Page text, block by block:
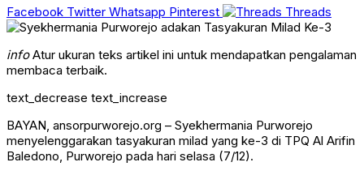
Facebook Twitter Whatsapp Pinterest Threads
infoAtur ukuran teks artikel ini untuk mendapatkan pengalaman
membaca terbaik.
text_decrease text_increase
BAYAN, ansorpurworejo.org – Syekhermania Purworejo
menyelenggarakan tasyakuran milad yang ke-3 di TPQ Al Arifin
Baledono, Purworejo pada hari selasa (7/12).